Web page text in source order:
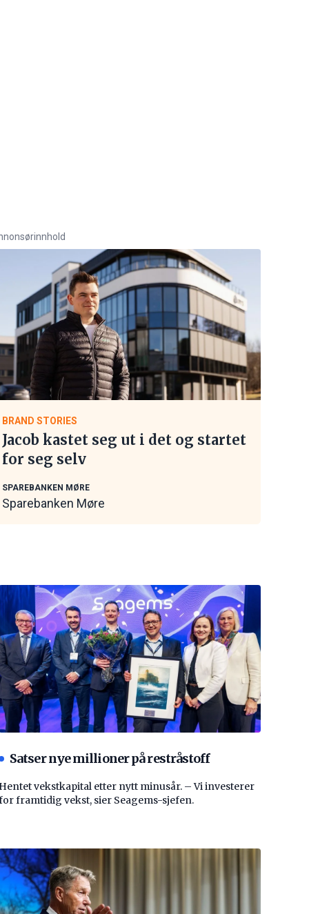
BRAND STORIES
Jacob kastet seg ut i det og startet
for seg selv
SPAREBANKEN MØRE
Sparebanken Møre
Satser nye millioner på restråstoff
vekstkapital etter nytt minusår. – Vi investerer
framtidig vekst, sier Seagems-sjefen.